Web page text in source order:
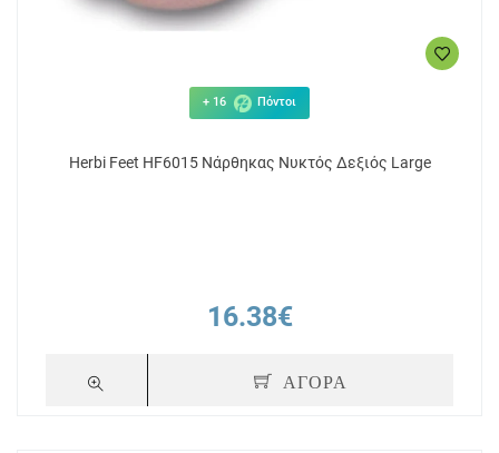
+ 16 Πόντοι
Herbi Feet HF6015 Νάρθηκας Νυκτός Δεξιός Large
16.38€
ΑΓΟΡΑ